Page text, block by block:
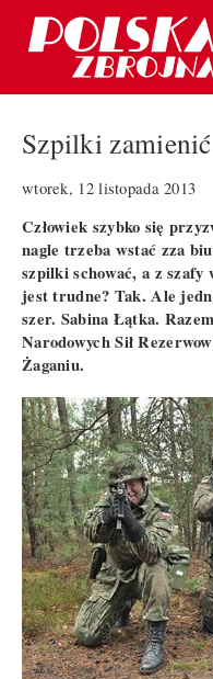
Szpilki
wtorek, 12 listopada 2013
Człowiek szybko się
nagle trzeba wstać zza
szpilki schować, a z szafy
jest trudne? Tak. Ale
szer. Sabina Łątka.
Narodowych Sił
Żaganiu.